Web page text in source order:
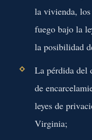
la vivienda, los
fuego bajo la
la posibilidad
La pérdida del
de
leyes de
Virginia;